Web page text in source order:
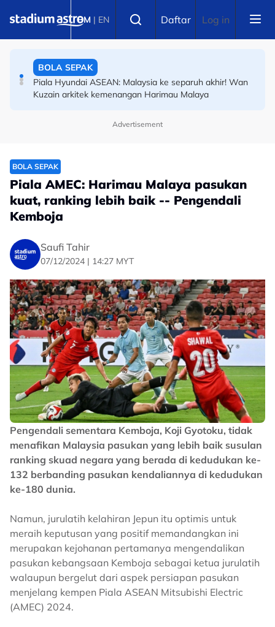
BM | EN Daftar Log in
Moto3: Hakim Danish raih petak kesembilan GP Britain,
BOLA SEPAK
Piala Hyundai ASEAN: Malaysia ke separuh akhir! Wan
Kuzain arkitek kemenangan Harimau Malaya
Advertisement
BOLA SEPAK
Piala AMEC: Harimau Malaya pasukan
kuat, ranking lebih baik -- Pengendali
Kemboja
Saufi Tahir
07/12/2024 | 14:27 MYT
Pengendali sementara Kemboja, Koji Gyotoku, tidak
menafikan Malaysia pasukan yang lebih baik susulan
ranking skuad negara yang berada di kedudukan ke-
132 berbanding pasukan kendaliannya di kedudukan
ke-180 dunia.
Namun, jurulatih kelahiran Jepun itu optimis untuk
meraih keputusan yang positif memandangkan ini
merupakan kejohanan pertamanya mengendalikan
pasukan kebangsaan Kemboja sebagai ketua jurulatih
walaupun bergelut dari aspek persiapan pasukan
menjelang kempen Piala ASEAN Mitsubishi Electric
(AMEC) 2024.